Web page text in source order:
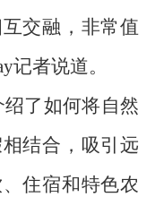
交融，非常值
记者说道。
了如何将自然
结合，吸引远
住宿和特色农